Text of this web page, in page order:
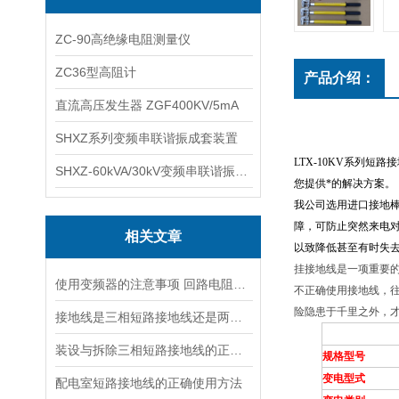
ZC-90高绝缘电阻测量仪
ZC36型高阻计
直流高压发生器 ZGF400KV/5mA
SHXZ系列变频串联谐振成套装置
相关文章
配电室短路接地线的正确使用方法
产品介绍：
LTX-10KV系列短路
您提供*的解决方案。
我公司选用进口接地
障，可防止突然来电
以致降低甚至有时失
挂接地线是一项重要
不正确使用接地线，
险隐患于千里之外，
规格型号
变电型式